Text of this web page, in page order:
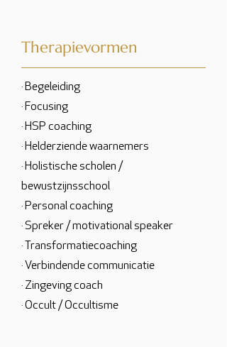
Therapievormen
· Begeleiding
· Focusing
· HSP coaching
· Helderziende waarnemers
· Holistische scholen /
bewustzijnsschool
· Personal coaching
· Spreker / motivational speaker
· Transformatiecoaching
· Verbindende communicatie
· Zingeving coach
· Occult / Occultisme